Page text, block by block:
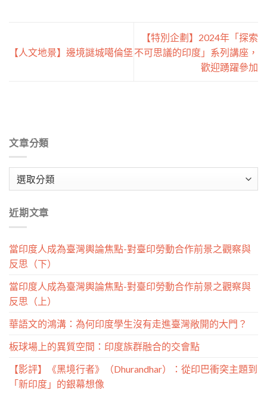
【人文地景】邊境謎城噶倫堡
【特別企劃】2024年「探索
不可思議的印度」系列講座，
歡迎踴躍參加
文章分類
類
近期文章
當印度人成為臺灣輿論焦點-對臺印勞動合作前景之觀察與
反思（下）
當印度人成為臺灣輿論焦點-對臺印勞動合作前景之觀察與
反思（上）
華語文的鴻溝：為何印度學生沒有走進臺灣敞開的大門？
板球場上的異質空間：印度族群融合的交會點
【影評】《黑境行者》（Dhurandhar）：從印巴衝突主題到
「新印度」的銀幕想像